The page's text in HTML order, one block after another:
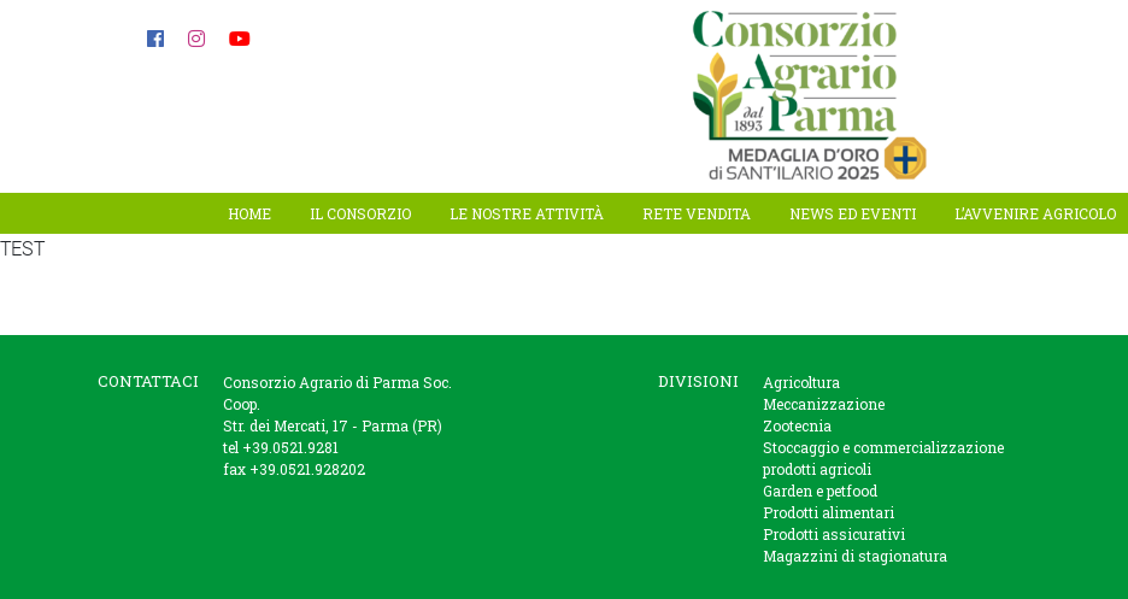
HOME IL CONSORZIO LE NOSTRE ATTIVITÀ RETE VENDITA NEWS ED EVENTI L’AVVENIRE AGRICOLO
TEST
CONTATTACI
Consorzio Agrario di Parma Soc.
Coop.
Str. dei Mercati, 17 - Parma (PR)
tel +39.0521.9281
fax +39.0521.928202
DIVISIONI
Agricoltura
Meccanizzazione
Zootecnia
Stoccaggio e commercializzazione
prodotti agricoli
Garden e petfood
Prodotti alimentari
Prodotti assicurativi
Magazzini di stagionatura